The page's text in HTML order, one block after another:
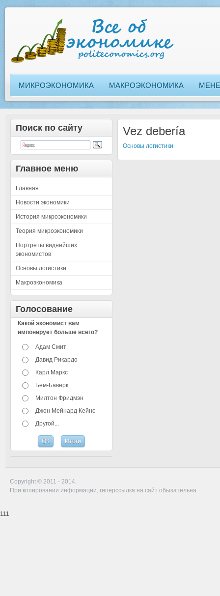
МИКРОЭКОНОМИКА МАКРОЭКОНОМИКА
Поиск по сайту
Главное меню
Главная
Новости экономики
История микроэкономики
Теория микроэкономики
Портреты виднейших
экономистов
Основы логистики
Макроэкономика
Голосование
Какой экономист вам
импонирует больше всего?
Адам Смит
Давид Рикардо
Карл Маркс
Бем-Баверк
Милтон Фридмэн
Джон Мейнард Кейнс
Другой...
Vez debería
Основы логистики
Copyright © 2011 - 2014.
При копировании информации, гиперссылка на сайт обызательна.
111